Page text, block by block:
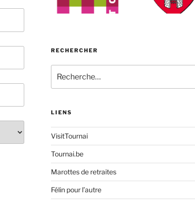
RECHERCHER
pour
:
LIENS
VisitTournai
Tournai.be
Marottes de retraites
Félin pour l’autre